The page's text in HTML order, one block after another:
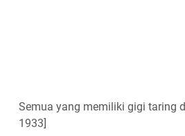
Semua yang memiliki gigi taring
1933]